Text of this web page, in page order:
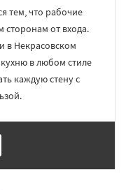
тем, что рабочие
сторонам от входа.
в Некрасовском
в любом стиле
каждую стену с